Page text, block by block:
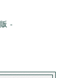
-